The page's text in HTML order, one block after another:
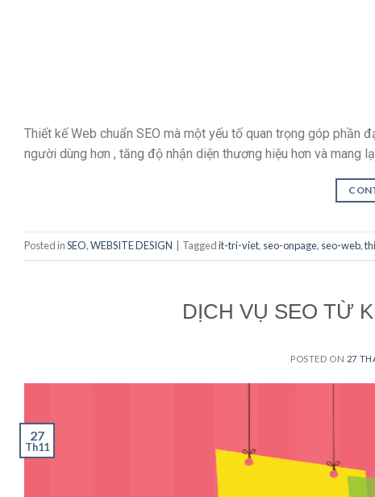
Thiết kế Web chuẩn SEO mà một yếu tố quan trọng góp
người dùng hơn , tăng độ nhận diện thương hiệu hơn và mang
Posted inSEO,WEBSITE DESIGN Taggedit-tri-viet, seo-onpage, seo-web,
DỊCH VỤ SEO TỪ
POSTED ON 27
27
Th11